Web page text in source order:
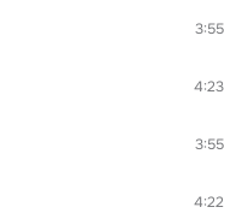
3:55
4:23
3:55
4:22